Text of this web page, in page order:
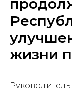
жизни
Руководитель